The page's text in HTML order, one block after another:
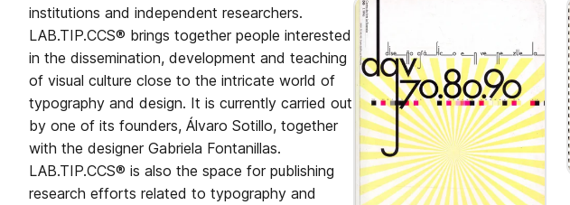
institutions and independent researchers.
LAB.TIP.CCS® brings together people interested
in the dissemination, development and teaching
of visual culture close to the intricate world of
typography and design. It is currently carried out
by one of its founders, Álvaro Sotillo, together
with the designer Gabriela Fontanillas.
LAB.TIP.CCS® is also the space for publishing
research efforts related to typography and